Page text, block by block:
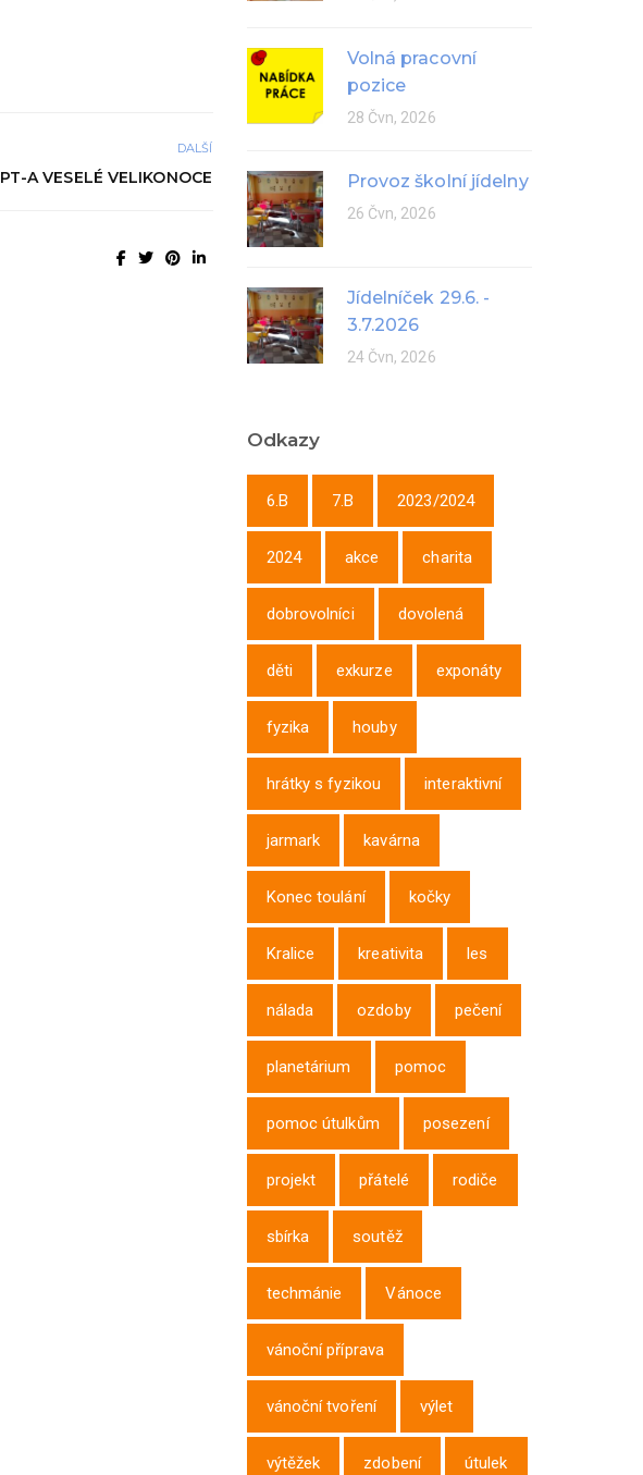
DALŠÍ
PT-A VESELÉ VELIKONOCE
Volná pracovní
pozice
28 Čvn, 2026
Provoz školní jídelny
26 Čvn, 2026
Jídelníček 29.6. -
3.7.2026
24 Čvn, 2026
Odkazy
6.B 7.B 2023/2024
2024 akce charita
dobrovolníci dovolená
děti exkurze exponáty
fyzika houby
hrátky s fyzikou interaktivní
jarmark kavárna
Konec toulání kočky
Kralice kreativita les
nálada ozdoby pečení
planetárium pomoc
pomoc útulkům posezení
projekt přátelé rodiče
sbírka soutěž
techmánie Vánoce
vánoční příprava
vánoční tvoření výlet
výtěžek zdobení útulek